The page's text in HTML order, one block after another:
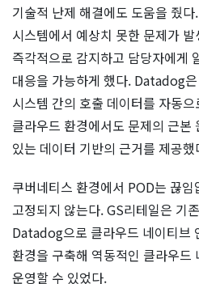
기술적 난제 해결에도 도움을 줬
시스템에서 예상치 못한 문제가
즉각적으로 감지하고 담당자에게
대응을 가능하게 했다. Datadog
시스템 간의 호출 데이터를 자동
클라우드 환경에서도 문제의 근본
있는 데이터 기반의 근거를 제공했
쿠버네티스 환경에서 POD는 끊
고정되지 않는다. GS리테일은 기
Datadog으로 클라우드 네이티브
환경을 구축해 역동적인 클라우드
운영할 수 있었다.